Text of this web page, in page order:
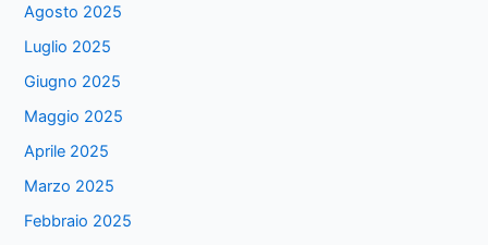
Agosto 2025
Luglio 2025
Giugno 2025
Maggio 2025
Aprile 2025
Marzo 2025
Febbraio 2025